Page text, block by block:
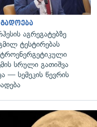
აგრეგატებზე
ტესტირებას
სრული გათიშვა
— სემეკის წევრის